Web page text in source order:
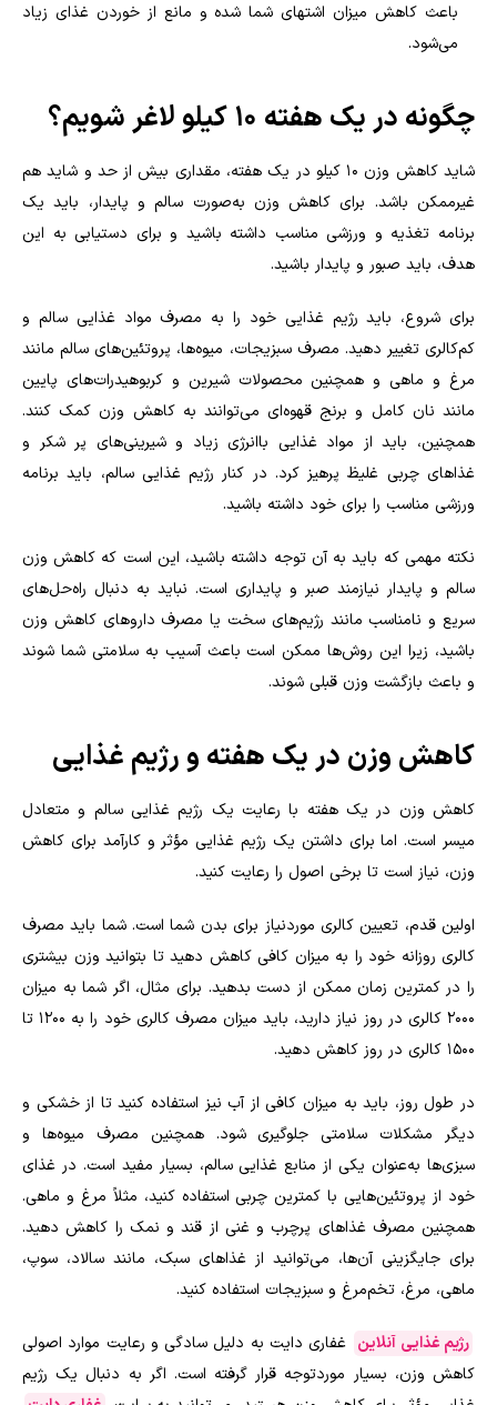
باعث کاهش میزان اشتهای شما شده و مانع از خوردن غذای زیاد
می‌شود.
چگونه در یک هفته 10 کیلو لاغر شویم؟
شاید کاهش وزن 10 کیلو در یک هفته، مقداری بیش از حد و شاید هم
غیرممکن باشد. برای کاهش وزن به‌صورت سالم و پایدار، باید یک
برنامه تغذیه و ورزشی مناسب داشته باشید و برای دستیابی به این
هدف، باید صبور و پایدار باشید.
برای شروع، باید رژیم غذایی خود را به مصرف مواد غذایی سالم و
کم‌کالری تغییر دهید. مصرف سبزیجات، میوه‌ها، پروتئین‌های سالم مانند
مرغ و ماهی و همچنین محصولات شیرین و کربوهیدرات‌های پایین
مانند نان کامل و برنج قهوه‌ای می‌توانند به کاهش وزن کمک کنند.
همچنین، باید از مواد غذایی باانرژی زیاد و شیرینی‌های پر شکر و
غذاهای چربی غلیظ پرهیز کرد. در کنار رژیم غذایی سالم، باید برنامه
ورزشی مناسب را برای خود داشته باشید.
نکته مهمی که باید به آن توجه داشته باشید، این است که کاهش وزن
سالم و پایدار نیازمند صبر و پایداری است. نباید به دنبال راه‌حل‌های
سریع و نامناسب مانند رژیم‌های سخت یا مصرف داروهای کاهش وزن
باشید، زیرا این روش‌ها ممکن است باعث آسیب به سلامتی شما شوند
و باعث بازگشت وزن قبلی شوند.
کاهش وزن در یک هفته و رژیم غذایی
کاهش وزن در یک هفته با رعایت یک رژیم غذایی سالم و متعادل
میسر است. اما برای داشتن یک رژیم غذایی مؤثر و کارآمد برای کاهش
وزن، نیاز است تا برخی اصول را رعایت کنید.
اولین قدم، تعیین کالری موردنیاز برای بدن شما است. شما باید مصرف
کالری روزانه خود را به میزان کافی کاهش دهید تا بتوانید وزن بیشتری
را در کمترین زمان ممکن از دست بدهید. برای مثال، اگر شما به میزان
2000 کالری در روز نیاز دارید، باید میزان مصرف کالری خود را به 1200 تا
1500 کالری در روز کاهش دهید.
در طول روز، باید به میزان کافی از آب نیز استفاده کنید تا از خشکی و
دیگر مشکلات سلامتی جلوگیری شود. همچنین مصرف میوه‌ها و
سبزی‌ها به‌عنوان یکی از منابع غذایی سالم، بسیار مفید است. در غذای
خود از پروتئین‌هایی با کمترین چربی استفاده کنید، مثلاً مرغ و ماهی.
همچنین مصرف غذاهای پرچرب و غنی از قند و نمک را کاهش دهید.
برای جایگزینی آن‌ها، می‌توانید از غذاهای سبک، مانند سالاد، سوپ،
ماهی، مرغ، تخم‌مرغ و سبزیجات استفاده کنید.
رژیم غذایی آنلاین غفاری دایت به دلیل سادگی و رعایت موارد اصولی
کاهش وزن، بسیار موردتوجه قرار گرفته است. اگر به دنبال یک رژیم